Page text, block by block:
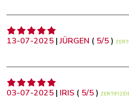
13-07-2025 |JÜRGEN ( 5/5)
03-07-2025 | IRIS ( 5/5)